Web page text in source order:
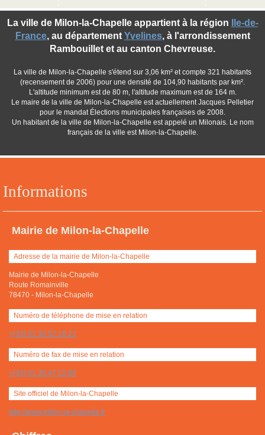
Informations
Mairie de Milon-la-Chapelle
Adresse de la mairie de Milon-la-Chapelle
Mairie de Milon-la-Chapelle
Route Romainville
78470 - Milon-la-Chapelle
Numéro de téléphone de mise en relation
+(33) 01 30 52 19 22
Numéro de fax de mise en relation
+(33) 01 30 47 13 80
Site officiel de Milon-la-Chapelle
http://www.milon-la-chapelle.fr
La ville de Milon-la-Chapelle appartient à la région
Ile-de-
France, au département Yvelines, à l'arrondissement
Rambouillet et au canton Chevreuse.
La ville de Milon-la-Chapelle s'étend sur 3,06 km² et compte 321 habitants
(recensement de 2006) pour une densité de 104,90 habitants par km².
L'altitude minimum est de 80 m, l'altitude maximum est de 164 m.
Le maire de la ville de Milon-la-Chapelle est actuellement Jacques Pelletier
pour le mandat Élections municipales françaises de 2008.
Un habitant de la ville de Milon-la-Chapelle est appelé un Milonais. Le nom
français de la ville est Milon-la-Chapelle.